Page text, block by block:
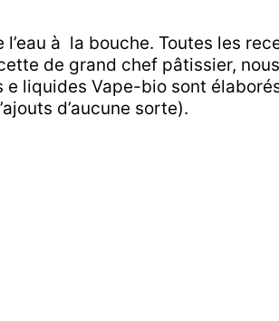
à la bouche. Toutes les
de grand chef pâtissier,
liquides Vape-bio sont
d’aucune sorte).